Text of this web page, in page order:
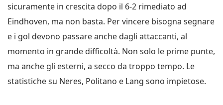
sicuramente in crescita dopo il 6-2 rimediato ad
Eindhoven, ma non basta. Per vincere bisogna segnare
e i gol devono passare anche dagli attaccanti, al
momento in grande difficoltà. Non solo le prime punte,
ma anche gli esterni, a secco da troppo tempo. Le
statistiche su Neres, Politano e Lang sono impietose.